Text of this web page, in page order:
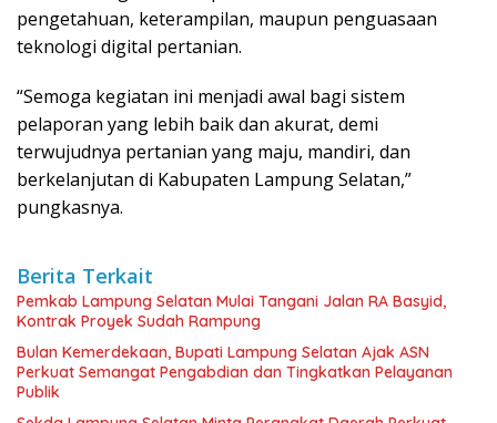
pengetahuan, keterampilan, maupun penguasaan
teknologi digital pertanian.
“Semoga kegiatan ini menjadi awal bagi sistem
pelaporan yang lebih baik dan akurat, demi
terwujudnya pertanian yang maju, mandiri, dan
berkelanjutan di Kabupaten Lampung Selatan,”
pungkasnya.
Berita Terkait
Pemkab Lampung Selatan Mulai Tangani Jalan RA Basyid,
Kontrak Proyek Sudah Rampung
Bulan Kemerdekaan, Bupati Lampung Selatan Ajak ASN
Perkuat Semangat Pengabdian dan Tingkatkan Pelayanan
Publik